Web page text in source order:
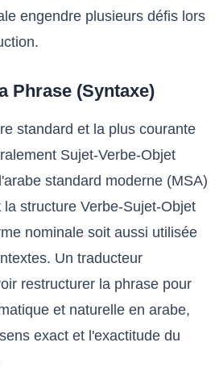
engendre plusieurs défis lors
Phrase (Syntaxe)
standard et la plus courante
Sujet-Verbe-Objet
standard moderne (MSA)
structure Verbe-Sujet-Objet
nominale soit aussi utilisée
Un traducteur
restructurer la phrase pour
et naturelle en arabe,
exact et l'exactitude du